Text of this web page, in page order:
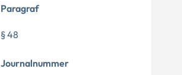
Paragraf
§ 48
Journalnummer